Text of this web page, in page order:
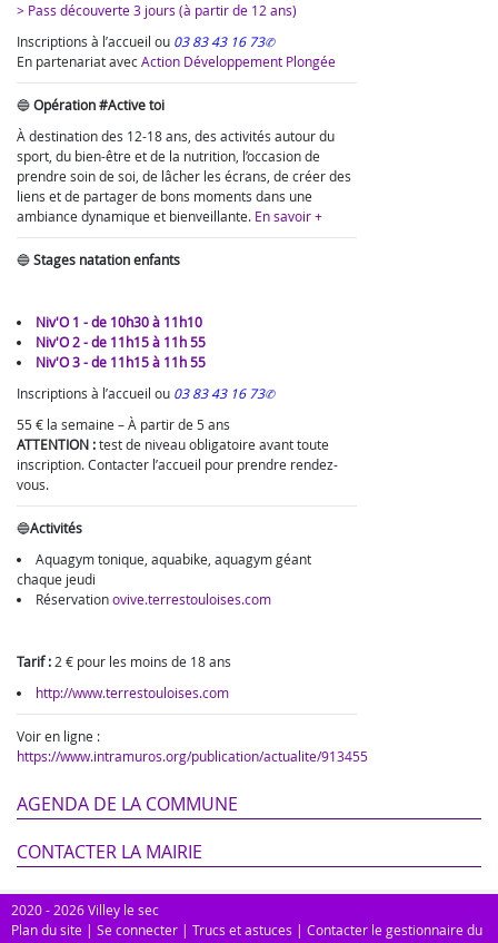
> Pass découverte 3 jours (à partir de 12 ans)
Inscriptions à l’accueil ou 03 83 43 16 73
En partenariat avecAction Développement Plongée
🔵Opération #Active toi
À destination des 12-18 ans, des activités autour du
sport, du bien-être et de la nutrition, l’occasion de
prendre soin de soi, de lâcher les écrans, de créer des
liens et de partager de bons moments dans une
ambiance dynamique et bienveillante. En savoir +
🔵Stages natation enfants
Niv'O 1 - de 10h30 à 11h10
Niv'O 2 - de 11h15 à 11h 55
Niv'O 3 - de 11h15 à 11h 55
Inscriptions à l’accueil ou 03 83 43 16 73
55 € la semaine – À partir de 5 ans
ATTENTION :test de niveau obligatoire avant toute
inscription. Contacter l’accueil pour prendre rendez-
vous.
🔵Activités
Aquagym tonique, aquabike, aquagym géant
chaque jeudi
Réservationovive.terrestouloises.com
Tarif : 2 € pour les moins de 18 ans
http://www.terrestouloises.com
Voir en ligne :
https://www.intramuros.org/publication/actualite/913455
AGENDA DE LA COMMUNE
CONTACTER LA MAIRIE
2020 - 2026 Villey le sec
Plan du site | Se connecter | Trucs et astuces | Contacter le gestionnaire du